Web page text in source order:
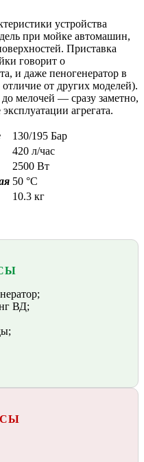
устройства
при мойке автомашин,
Приставка
говорит о
и даже пеногенератор в
от других моделей).
мелочей — сразу заметно,
агрегата.
130/195 Бар
420 л/час
2500 Вт
50 °С
10.3 кг
ВД;